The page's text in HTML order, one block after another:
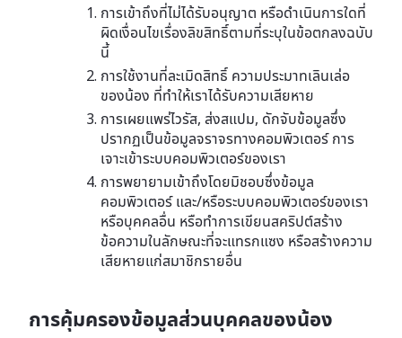
การเข้าถึงที่ไม่ได้รับอนุญาต หรือดำเนินการใดที่
ผิดเงื่อนไขเรื่องลิขสิทธิ์ตามที่ระบุในข้อตกลงฉบับ
นี้
การใช้งานที่ละเมิดสิทธิ์ ความประมาทเลินเล่อ
ของน้อง ที่ทำให้เราได้รับความเสียหาย
การเผยแพร่ไวรัส, ส่งสแปม, ดักจับข้อมูลซึ่ง
ปรากฏเป็นข้อมูลจราจรทางคอมพิวเตอร์ การ
เจาะเข้าระบบคอมพิวเตอร์ของเรา
การพยายามเข้าถึงโดยมิชอบซึ่งข้อมูล
คอมพิวเตอร์ และ/หรือระบบคอมพิวเตอร์ของเรา
หรือบุคคลอื่น หรือทำการเขียนสคริปต์สร้าง
ข้อความในลักษณะที่จะแทรกแซง หรือสร้างความ
เสียหายแก่สมาชิกรายอื่น
การคุ้มครองข้อมูลส่วนบุคคลของน้อง